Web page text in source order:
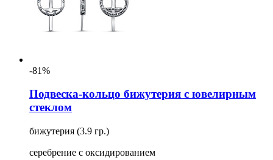
-81%
Подвеска-кольцо бижутерия с ювелирным
стеклом
бижутерия (3.9 гр.)
серебрение с оксидированием